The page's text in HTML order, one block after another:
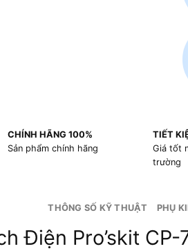
CHÍNH HÃNG 100%
Sản phẩm chính hãng
TIẾT
Giá tốt
trường
THÔNG SỐ KỸ THUẬT PHỤ
Điện Pro’skit